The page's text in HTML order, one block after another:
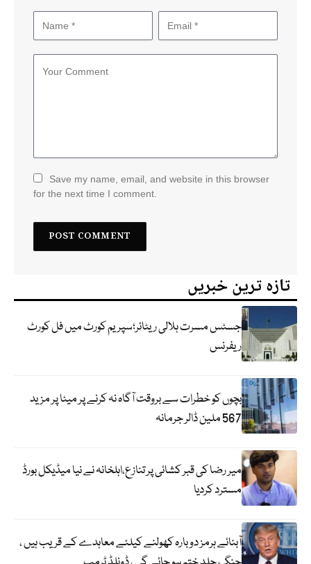
Save my name, email, and website in this browser
for the next time I comment.
تازہ ترین خبریں
جسٹس مسرت ہلالی ریٹائر؛سپریم کورٹ میں فل کورٹ
ریفرنس
بچوں کو خطرات سے بروقت آگاہ نہ کرنے پر میٹا پر مزید
567 ملین ڈالر جرمانہ
میر رضا کی قبر کشائی پر تنازع،اہلخانہ نے نیا میڈیکل بورڈ
مسترد کردیا
آبنائے ہرمز دوبارہ کھولنے کیلئے معاہدے کے قریب ہیں ،